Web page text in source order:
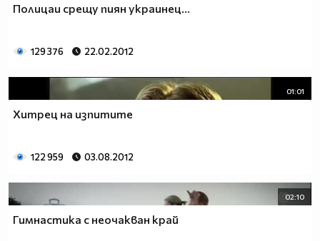
Полицаи срещу пиян украинец...
129 376 22.02.2012
01:01
Хитрец на изпитите
122 959 03.08.2012
02:10
Гимнастика с неочакван край